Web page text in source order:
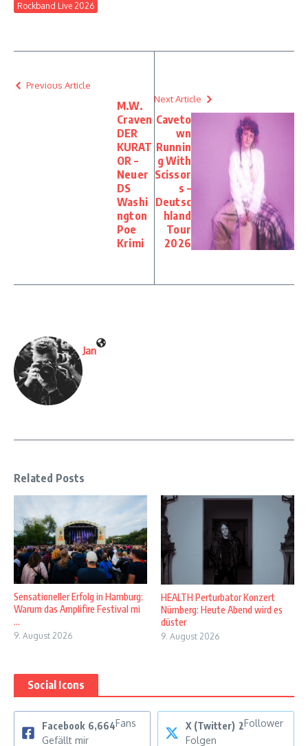
Rockband Live 2026
Previous Article
M.W.
Craven
DER
KURAT
OR –
Neuer
DS
Washi
ngton
Poe
Krimi
Next Article
Caveto
wn
Runnin
g With
Scissor
s –
Deutsc
hland
Tour
2026
Jan
Related Posts
Sensationeller Erfolg in Hamburg:
Warum das Amplifire Festival mi
...
9. August 2026
HEALTH Perturbator Konzert
Nürnberg: Heute Abend wird es
düster
9. August 2026
Social Icons
Facebook 6,664Fans
Gefällt mir
X (Twitter) 2Follower
Folgen